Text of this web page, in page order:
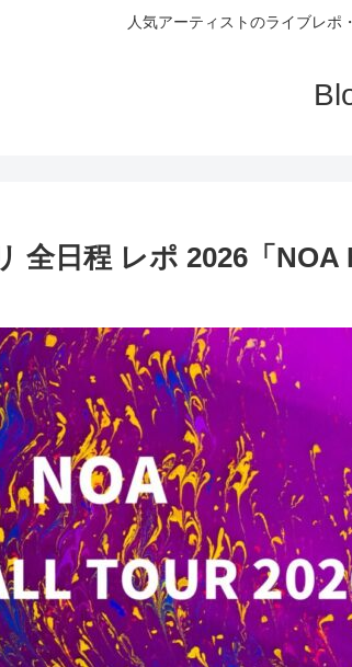
人気アーティストのライブレポ
全日程 レポ 2026「NOA